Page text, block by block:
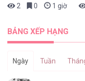
2
0 1 giờ trước
BẢNG XẾP HẠNG
Ngày Tuần